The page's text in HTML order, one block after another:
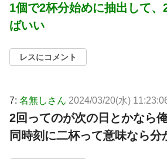
1個で2杯分始めに抽出して
ばいい
レスにコメント
7: 名無しさん 2024/03/20(水)
2回ってのが次の日とかなら
同時刻に二杯って意味なら分